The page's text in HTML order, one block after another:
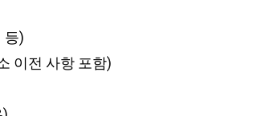
등)
이전 사항 포함)